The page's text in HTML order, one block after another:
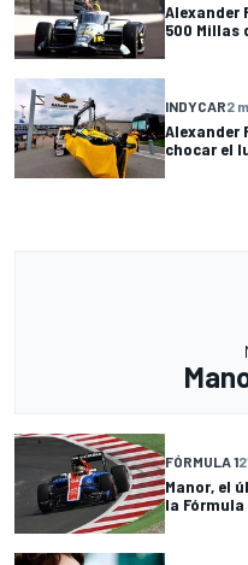
Alexander
500 Millas
INDYCAR2 m
Alexander
chocar el
FÓRMULA 1
Manor, el
la Fórmula